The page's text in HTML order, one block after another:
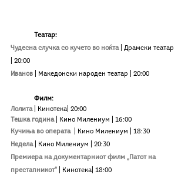
	Teатар:
Чудесна случка со кучето во ноќта
| Драмски театар
| 20:00
Иванов | Македонски народен театар | 20:00
Филм:
Лолита
| Кинотека| 20:00
Тешка година
| Кино Милениум
| 16:00
Кучиња во операта
| Кино Милениум
| 18:30
Недела
| Кино Милениум
| 20:30
Премиера на документарниот филм „Патот на
престапникот“
| Кинотека| 18:00